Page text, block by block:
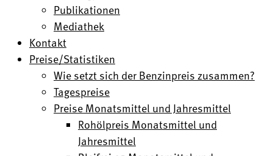
Publikationen
Mediathek
Kontakt
Preise/Statistiken
Wie setzt sich der Benzinpreis zusammen?
Tagespreise
Preise Monatsmittel und Jahresmittel
Rohölpreis Monatsmittel und
Jahresmittel